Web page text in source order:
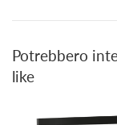
Potrebbero
like